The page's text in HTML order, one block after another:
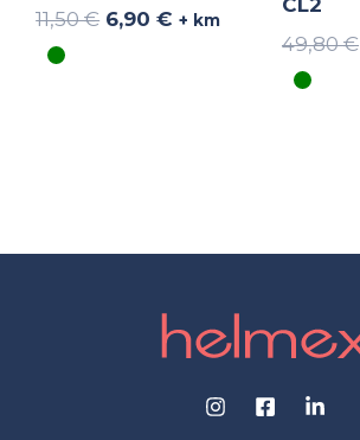
11,50€ 6,90€ + km
CL2
49,80€